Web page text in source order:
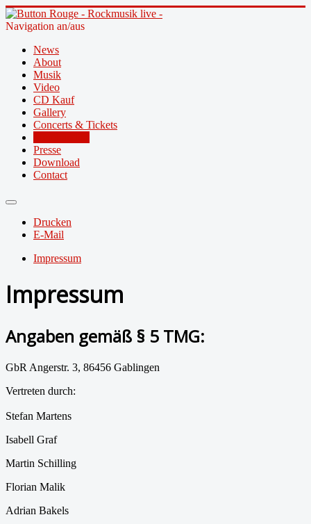
Navigation an/aus
News
About
Musik
Video
CD Kauf
Gallery
Concerts & Tickets
Presse
Download
Contact
Drucken
E-Mail
Impressum
Impressum
Angaben gemäß § 5 TMG:
GbR Angerstr. 3, 86456 Gablingen
Vertreten durch:
Stefan Martens
Isabell Graf
Martin Schilling
Florian Malik
Adrian Bakels